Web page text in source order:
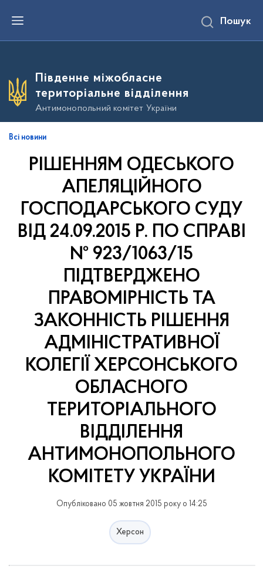
е
о
о
в
Пошук
Південне міжобласне
територіальне відділення
Антимонопольний комітет України
Всі новини
РІШЕННЯМ ОДЕСЬКОГО
АПЕЛЯЦІЙНОГО
ГОСПОДАРСЬКОГО СУДУ
ВІД 24.09.2015 Р. ПО СПРАВІ
№ 923/1063/15
ПІДТВЕРДЖЕНО
ПРАВОМІРНІСТЬ ТА
ЗАКОННІСТЬ РІШЕННЯ
АДМІНІСТРАТИВНОЇ
КОЛЕГІЇ ХЕРСОНСЬКОГО
ОБЛАСНОГО
ТЕРИТОРІАЛЬНОГО
ВІДДІЛЕННЯ
АНТИМОНОПОЛЬНОГО
КОМІТЕТУ УКРАЇНИ
Опубліковано 05 жовтня 2015 року о 14:25
Херсон